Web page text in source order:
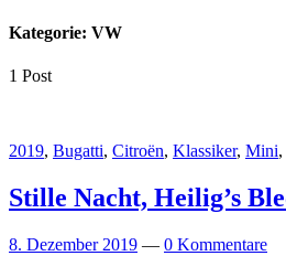
Kategorie: VW
1 Post
2019, Bugatti, Citroën, Klassiker, Mini,
Stille Nacht, Heilig’s
8. Dezember 2019 — 0 Kommentare